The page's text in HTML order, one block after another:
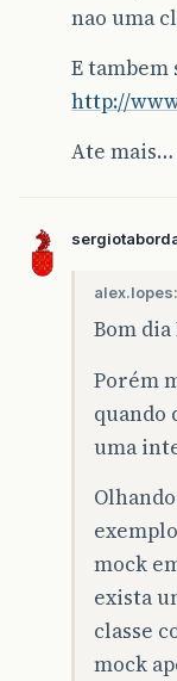
nao uma
E
http://
Ate
alex.lopes:
Bom dia
Porém
quando
uma
mock
exista
classe
mock